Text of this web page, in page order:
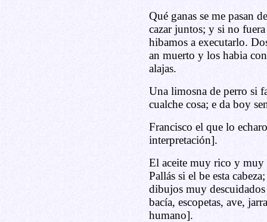
Qué ganas se me pasan
cazar juntos; y si no
hibamos a executarlo.
an muerto y los habia
alajas.
Una limosna de perro si
cualche cosa; e da boy
Francisco el que lo
interpretación].
El aceite muy rico y muy
Pallás si el be esta
dibujos muy descuidados
bacía, escopetas, ave,
humano].